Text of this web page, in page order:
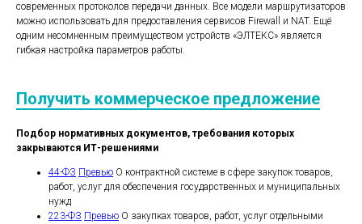
современных протоколов передачи данных. Все модели маршрутизаторов
можно использовать для предоставления сервисов Firewall и NAT. Ещё
одним несомненным преимуществом устройств «ЭЛТЕКС» является
гибкая настройка параметров работы.
Получить коммерческое предложение
Подбор нормативных документов, требования которых
закрываются ИТ-решениями
44-ФЗ Превью О контрактной системе в сфере закупок товаров,
работ, услуг для обеспечения государственных и муниципальных
нужд
223-ФЗ Превью О закупках товаров, работ, услуг отдельными